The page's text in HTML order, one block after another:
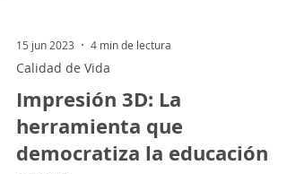
15 jun 2023 4 min de lectura
Calidad de Vida